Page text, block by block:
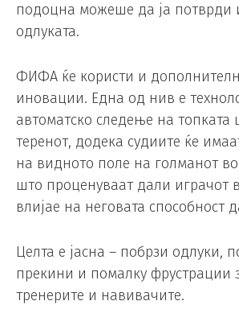
подоцна можеше да ја потврди
одлуката.
ФИФА ќе користи и
иновации. Една од нив е
автоматско следење на
теренот, додека судиите ќе
на видното поле на голманот
што проценуваат дали играчот
влијае на неговата способност
Целта е јасна – побрзи одлуки,
прекини и помалку фрустрации
тренерите и навивачите.